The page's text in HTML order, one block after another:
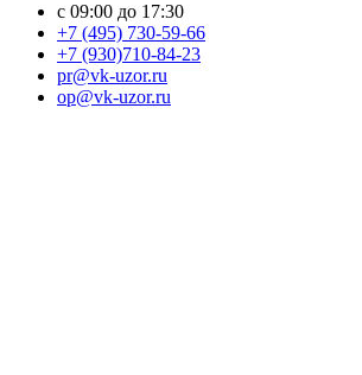
с 09:00 до 17:30
+7 (495) 730-59-66
+7 (930)710-84-23
pr@vk-uzor.ru
op@vk-uzor.ru